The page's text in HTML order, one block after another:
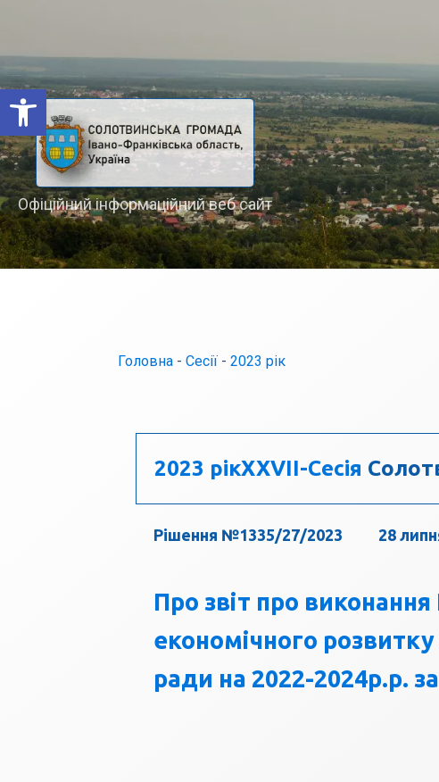
Відкрити Панель інструментів
Офіційний інформаційний веб сайт
Головна - Сесії - 2023 рік
2023 рікХХVII-Сесія
Рішення №1335/27/2023 28
Про звіт про
економічного
ради на 2022-2024р.р.